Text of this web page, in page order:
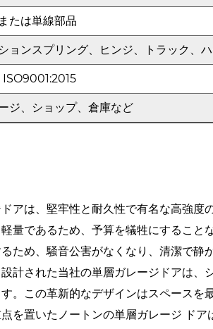
たは単線部品
ョンスプリング、ヒンジ、トラック、
ISO9001:2015
ジ、ショップ、倉庫など
アは、堅牢性と耐久性で有名な高強
量であるため、予算を犠牲にすること
ため、騒音公害がなくなり、清潔で静
計された当社の単層ガレージドアは
。この革新的なデザインはスペース
を置いたノートンの単層ガレージ ド